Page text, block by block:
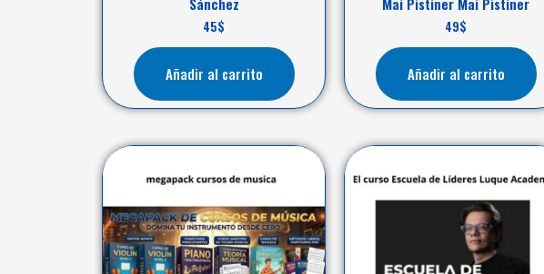
45$
Añadir al carrito
49$
Añadir al carrito